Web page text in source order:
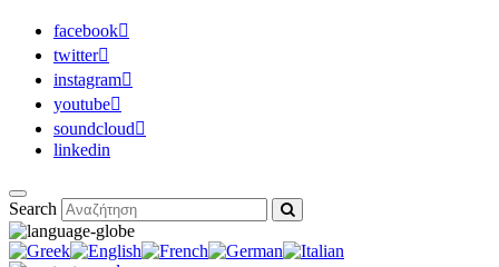
facebook
twitter
instagram
youtube
soundcloud
linkedin
Search